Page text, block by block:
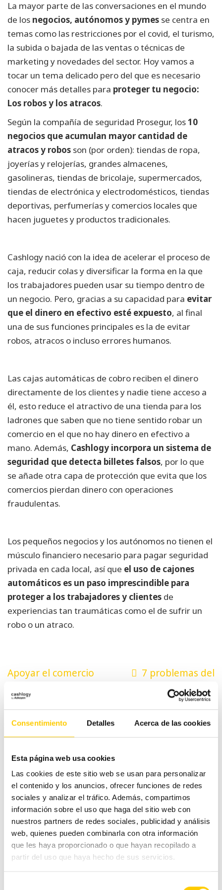
Consentimiento Detalles Acerca de las cookies
Esta página web usa cookies
Las cookies de este sitio web se usan para personalizar
el contenido y los anuncios, ofrecer funciones de redes
sociales y analizar el tráfico. Además, compartimos
información sobre el uso que haga del sitio web con
nuestros partners de redes sociales, publicidad y análisis
web, quienes pueden combinarla con otra información
que les haya proporcionado o que hayan recopilado a
partir del uso que haya hecho de sus servicios.
La mayor parte de las conversaciones en el mundo
de los negocios, autónomos y pymes se centra en
temas como las restricciones por el covid, el turismo,
la subida o bajada de las ventas o técnicas de
marketing y novedades del sector. Hoy vamos a
tocar un tema delicado pero del que es necesario
conocer más detalles para proteger tu negocio:
Los robos y los atracos.
Según la compañía de seguridad Prosegur, los10
negocios que acumulan mayor cantidad de
atracos y robos son (por orden): tiendas de ropa,
joyerías y relojerías, grandes almacenes,
gasolineras, tiendas de bricolaje, supermercados,
tiendas de electrónica y electrodomésticos, tiendas
deportivas, perfumerías y comercios locales que
hacen juguetes y productos tradicionales.
Cashlogy nació con la idea de acelerar el proceso de
caja, reducir colas y diversificar la forma en la que
los trabajadores pueden usar su tiempo dentro de
un negocio. Pero, gracias a su capacidad para evitar
que el dinero en efectivo esté expuesto, al final
una de sus funciones principales es la de evitar
robos, atracos o incluso errores humanos.
Las cajas automáticas de cobro reciben el dinero
directamente de los clientes y nadie tiene acceso a
él, esto reduce el atractivo de una tienda para los
ladrones que saben que no tiene sentido robar un
comercio en el que no hay dinero en efectivo a
mano. Además, Cashlogy incorpora un sistema de
seguridad que detecta billetes falsos, por lo que
se añade otra capa de protección que evita que los
comercios pierdan dinero con operaciones
fraudulentas.
Los pequeños negocios y los autónomos no tienen el
músculo financiero necesario para pagar seguridad
privada en cada local, así que el uso de cajones
automáticos es un paso imprescindible para
proteger a los trabajadores y clientes de
experiencias tan traumáticas como el de sufrir un
robo o un atraco.
Navegación
de
entradas
Apoyar el comercio
ciudades
7 problemas del
pequeño comercio y
sus soluciones (Parte I)
Categorías
#CashlogyContigo
Comercio Alimentación
Ferias y congresos
Hostelería